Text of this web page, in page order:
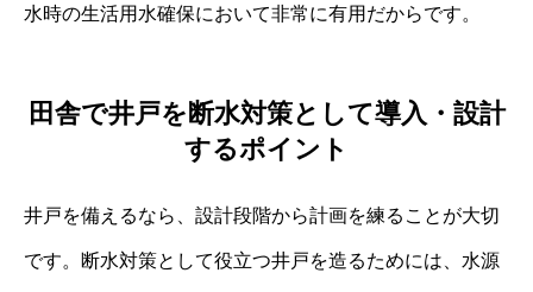
水時の生活用水確保において非常に有用だからです。
田舎で井戸を断水対策として導入・設計
するポイント
井戸を備えるなら、設計段階から計画を練ることが大切
です。断水対策として役立つ井戸を造るためには、水源